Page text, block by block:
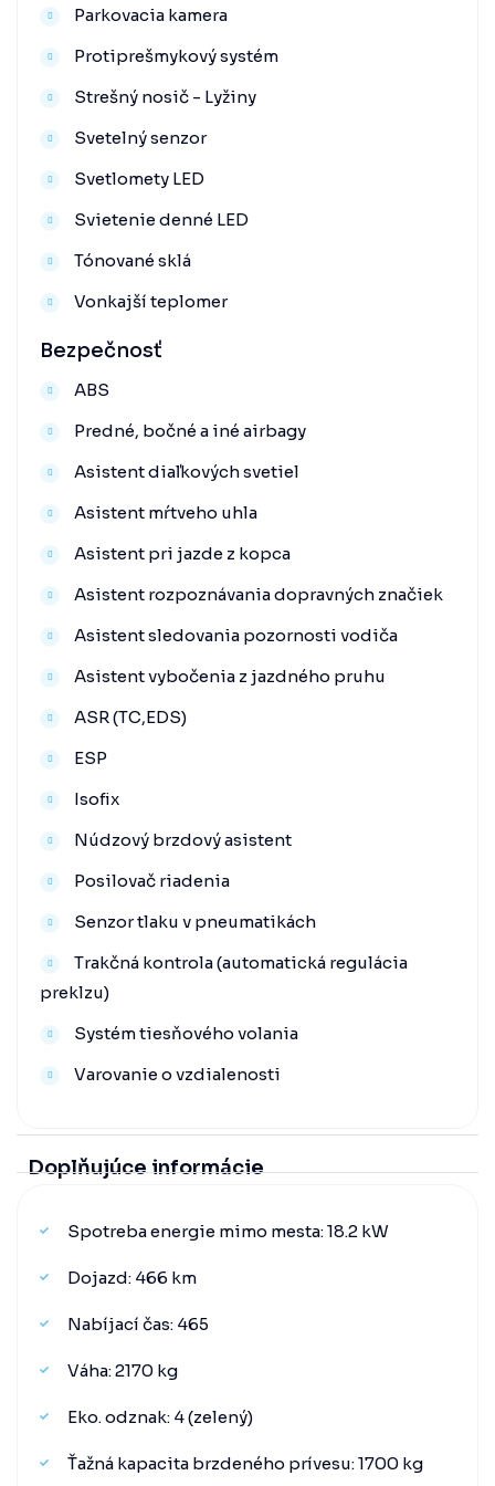
Parkovacia kamera
Protiprešmykový systém
Strešný nosič - Lyžiny
Svetelný senzor
Svetlomety LED
Svietenie denné LED
Tónované sklá
Vonkajší teplomer
Bezpečnosť
ABS
Predné, bočné a iné airbagy
Asistent diaľkových svetiel
Asistent mŕtveho uhla
Asistent pri jazde z kopca
Asistent rozpoznávania dopravných značiek
Asistent sledovania pozornosti vodiča
Asistent vybočenia z jazdného pruhu
ASR (TC,EDS)
ESP
Isofix
Núdzový brzdový asistent
Posilovač riadenia
Senzor tlaku v pneumatikách
Trakčná kontrola (automatická regulácia
preklzu)
Systém tiesňového volania
Varovanie o vzdialenosti
Doplňujúce informácie
Spotreba energie mimo mesta: 18.2 kW
Dojazd: 466 km
Nabíjací čas: 465
Váha: 2170 kg
Eko. odznak: 4 (zelený)
Ťažná kapacita brzdeného prívesu: 1700 kg